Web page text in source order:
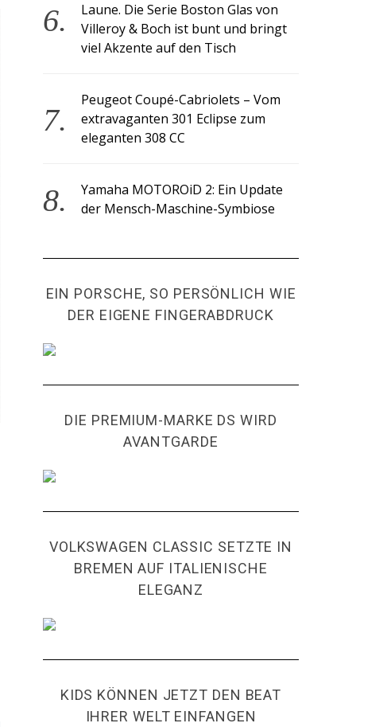
Laune. Die Serie Boston Glas von
Villeroy & Boch ist bunt und bringt
viel Akzente auf den Tisch
Peugeot Coupé-Cabriolets – Vom
extravaganten 301 Eclipse zum
eleganten 308 CC
Yamaha MOTOROiD 2: Ein Update
der Mensch-Maschine-Symbiose
EIN PORSCHE, SO PERSÖNLICH WIE
DER EIGENE FINGERABDRUCK
DIE PREMIUM-MARKE DS WIRD
AVANTGARDE
VOLKSWAGEN CLASSIC SETZTE IN
BREMEN AUF ITALIENISCHE
ELEGANZ
KIDS KÖNNEN JETZT DEN BEAT
IHRER WELT EINFANGEN